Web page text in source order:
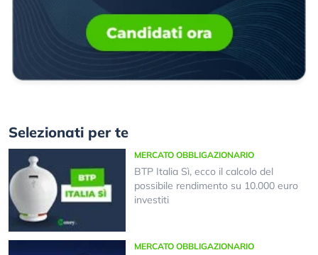
Selezionati per te
MERCATO OBBLIGAZIONARIO
BTP Italia Sì, ecco il calcolo del
possibile rendimento su 10.000 euro
investiti
MERCATO OBBLIGAZIONARIO